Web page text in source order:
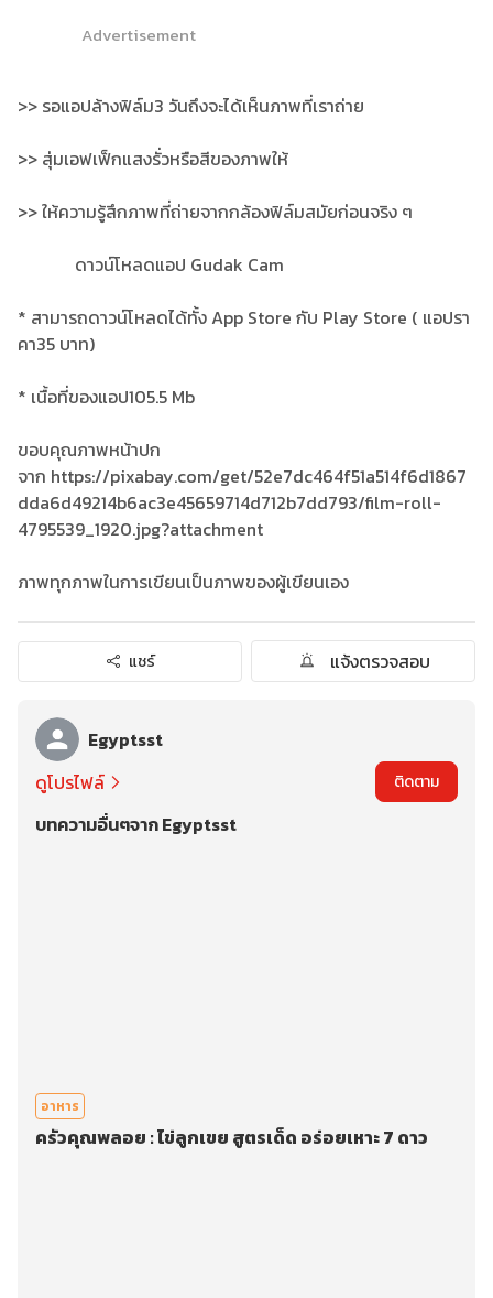
Advertisement
>> รอแอปล้างฟิล์ม3 วันถึงจะได้เห็นภาพที่เราถ่าย
>> สุ่มเอฟเฟ็กแสงรั่วหรือสีของภาพให้
>> ให้ความรู้สึกภาพที่ถ่ายจากกล้องฟิล์มสมัยก่อนจริง ๆ
ดาวน์โหลดแอป Gudak Cam
* สามารถดาวน์โหลดได้ทั้ง App Store กับ Play Store ( แอปรา
คา35 บาท)
* เนื้อที่ของแอป105.5 Mb
ขอบคุณภาพหน้าปก
จาก https://pixabay.com/get/52e7dc464f51a514f6d1867
dda6d49214b6ac3e45659714d712b7dd793/film-roll-
4795539_1920.jpg?attachment
ภาพทุกภาพในการเขียนเป็นภาพของผู้เขียนเอง
แชร์ แจ้งตรวจสอบ
Egyptsst
ดูโปรไฟล์
ติดตาม
บทความอื่นๆจาก Egyptsst
อาหาร
ครัวคุณพลอย : ไข่ลูกเขย สูตรเด็ด อร่อยเหาะ 7 ดาว